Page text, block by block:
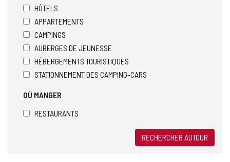
HÔTELS
APPARTEMENTS
CAMPINGS
AUBERGES DE JEUNESSE
HÉBERGEMENTS TOURISTIQUES
STATIONNEMENT DES CAMPING-CARS
OÙ MANGER
RESTAURANTS
RECHERCHER AUTOUR